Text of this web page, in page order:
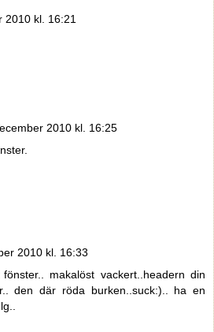
2010 kl. 16:21
2010 kl. 16:25
2010 kl. 16:33
makalöst vackert..headern din
den där röda burken..suck:).. ha en